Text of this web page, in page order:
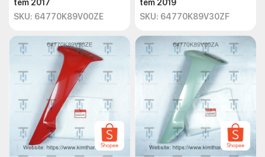
tem 2017
SKU: 64770K89V00ZE
tem 2019
SKU: 64770K89V30ZF